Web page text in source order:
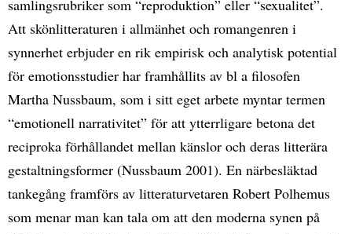
samlingsrubriker som “reproduktion” eller “sexualitet”.
Att skönlitteraturen i allmänhet och romangenren i
synnerhet erbjuder en rik empirisk och analytisk potential
för emotionsstudier har framhållits av bl a filosofen
Martha Nussbaum, som i sitt eget arbete myntar termen
“emotionell narrativitet” för att ytterrligare betona det
reciproka förhållandet mellan känslor och deras litterära
gestaltningsformer (Nussbaum 2001). En närbesläktad
tankegång framförs av litteraturvetaren Robert Polhemus
som menar man kan tala om att den moderna synen på